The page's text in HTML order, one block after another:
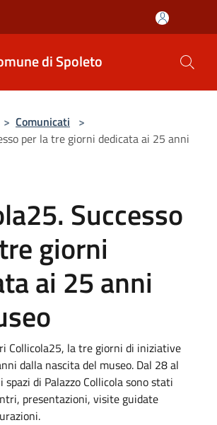
di Spoleto
> Comunicati >
per la tre giorni dedicata ai 25 anni
Successo
giorni
ai 25 anni
Collicola25, la tre giorni di iniziative
dalla nascita del museo. Dal 28 al
spazi di Palazzo Collicola sono stati
presentazioni, visite guidate